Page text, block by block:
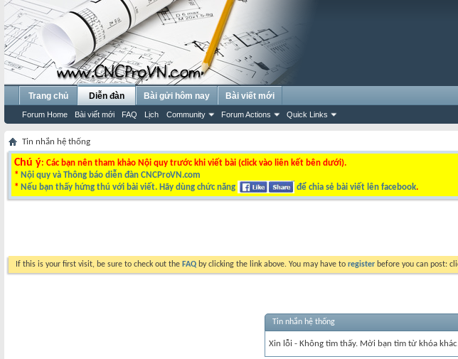
Trang chủ Diễn đàn
Forum Home Bài viết mới FAQ Lịch Community Forum Actions Quick Links
Bài gửi hôm nay Bài viết mới
Tin nhắn hệ thống
Chú ý: Các bạn nên tham khảo Nội quy trước khi viết bài (click vào liên kết bên dưới).
* Nội quy và Thông báo diễn đàn CNCProVN.com
* Nếu bạn thấy hứng thú với bài viết. Hãy dùng chức năng để chia sẻ bài viết lên facebook.
If this is your first visit, be sure to check out the FAQ by clicking the link above. You may have to register before you can post:
Tin nhắn hệ thống
Xin lỗi - Không tìm thấy. Mời bạn tìm từ khóa